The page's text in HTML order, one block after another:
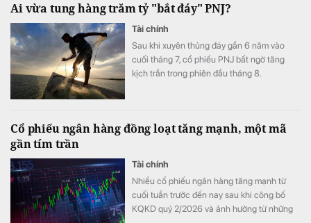
Ai vừa tung hàng trăm tỷ "bắt đáy" PNJ?
Tài chính
Sau khi xuyên thủng đáy gần 6 năm vào
cuối tháng 7, cổ phiếu PNJ bất ngờ tăng
kịch trần trong phiên đầu tháng 8.
Cổ phiếu ngân hàng đồng loạt tăng mạnh, một mã
gần tím trần
Tài chính
Nhiều cổ phiếu ngân hàng tăng mạnh từ
cuối tuần trước đến nay sau khi công bố
KQKD quý 2/2026 và ảnh hưởng từ những